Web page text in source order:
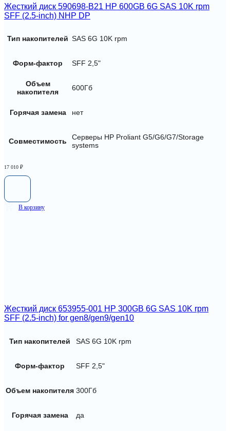
Жесткий диск 590698-B21 HP 600GB 6G SAS 10K rpm
SFF (2.5-inch) NHP DP
Тип накопителей SAS 6G 10K rpm
Форм-фактор SFF 2,5"
Объем
накопителя
600Гб
Горячая замена нет
Совместимость
Серверы HP Proliant G5/G6/G7/Storage
systems
17 010 ₽
В корзину
Жесткий диск 653955-001 HP 300GB 6G SAS 10K rpm
SFF (2.5-inch) for gen8/gen9/gen10
Тип накопителей SAS 6G 10K rpm
Форм-фактор SFF 2,5"
Объем накопителя 300Гб
Горячая замена да